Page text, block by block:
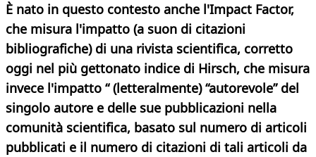
È nato in questo contesto anche l'Impact Factor,
che misura l'impatto (a suon di citazioni
bibliografiche) di una rivista scientifica, corretto
oggi nel più gettonato indice di Hirsch, che misura
invece l'impatto “ (letteralmente) “autorevole” del
singolo autore e delle sue pubblicazioni nella
comunità scientifica, basato sul numero di articoli
pubblicati e il numero di citazioni di tali articoli da